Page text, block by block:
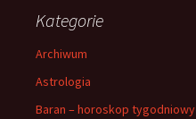
Kategorie
Archiwum
Astrologia
Baran – horoskop tygodniowy